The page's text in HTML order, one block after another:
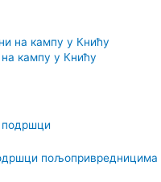
кампу у Книћу
пољопривредницима